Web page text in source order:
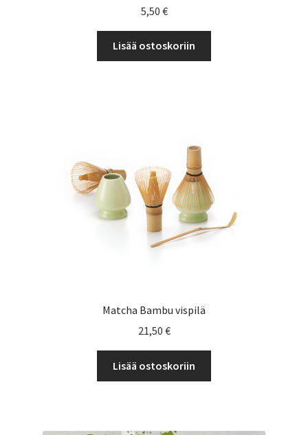
5,50 €
Lisää ostoskoriin
Matcha Bambu vispilä
21,50 €
Lisää ostoskoriin